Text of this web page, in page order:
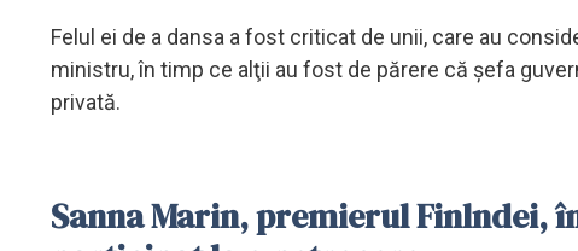
Felul ei de a dansa a fost criticat de unii, care au
ministru, în timp ce alţii au fost de părere că şefa
privată.
Sanna Marin, premierul Finlndei,